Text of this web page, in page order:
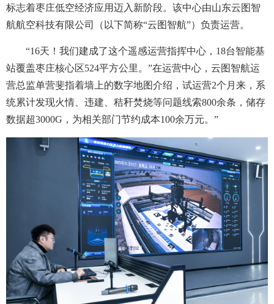
标志着枣庄低空经济应用迈入新阶段。该中心由山东云图智
航航空科技有限公司（以下简称“云图智航”）负责运营。
“16天！我们建成了这个遥感运营指挥中心，18台智能基
站覆盖枣庄核心区524平方公里。”在运营中心，云图智航运
营总监单营斐指着墙上的数字地图介绍，试运营2个月来，系
统累计发现火情、违建、秸秆焚烧等问题线索800余条，储存
数据超3000G，为相关部门节约成本100余万元。”